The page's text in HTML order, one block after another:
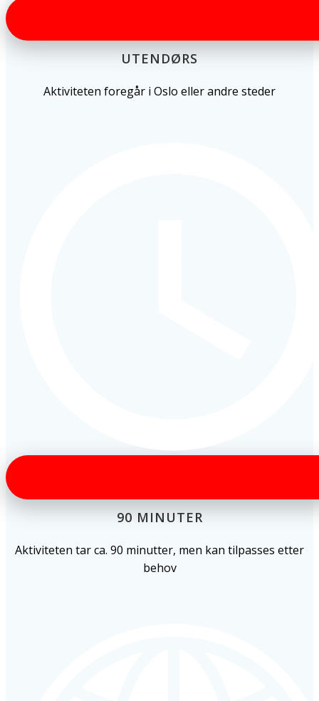
UTENDØRS
Aktiviteten foregår i Oslo eller andre steder
90 MINUTER
Aktiviteten tar ca. 90 minutter, men kan tilpasses etter
behov